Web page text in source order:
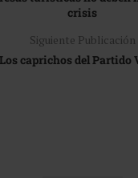
crisis
Siguiente Publicación
Los caprichos del Partido